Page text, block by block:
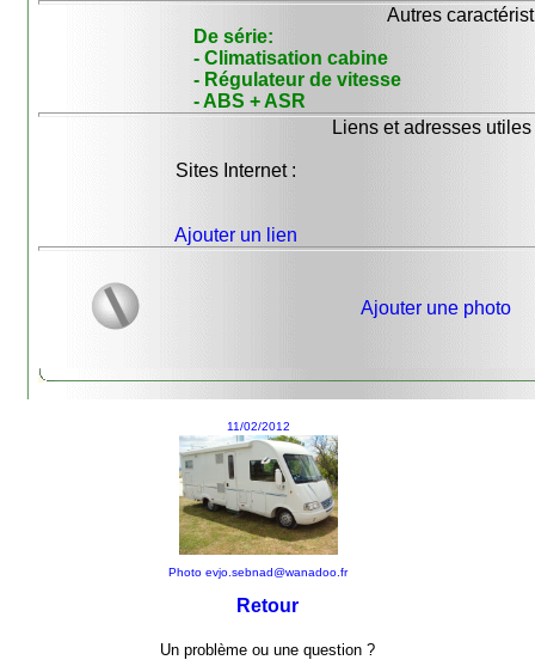
Autres
De série:
- Climatisation cabine
- Régulateur de vitesse
- ABS + ASR
Liens et adresses utiles
Sites Internet :
Ajouter un lien
Ajouter une photo
11/02/2012
Photo evjo.sebnad@wanadoo.fr
Retour
Un problème ou une question ?